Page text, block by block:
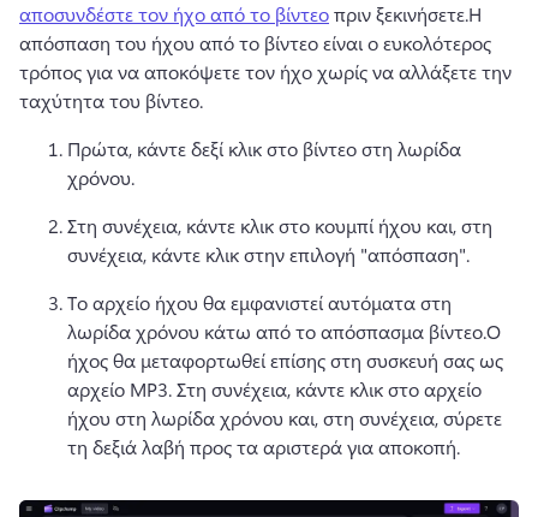
αποσυνδέστε τον ήχο από το βίντεο πριν ξεκινήσετε.Η
απόσπαση του ήχου από το βίντεο είναι ο ευκολότερος
τρόπος για να αποκόψετε τον ήχο χωρίς να αλλάξετε την
ταχύτητα του βίντεο.
Πρώτα, κάντε δεξί κλικ στο βίντεο στη λωρίδα
χρόνου.
Στη συνέχεια, κάντε κλικ στο κουμπί ήχου και, στη
συνέχεια, κάντε κλικ στην επιλογή "απόσπαση".
Το αρχείο ήχου θα εμφανιστεί αυτόματα στη
λωρίδα χρόνου κάτω από το απόσπασμα βίντεο.Ο
ήχος θα μεταφορτωθεί επίσης στη συσκευή σας ως
αρχείο MP3. Στη συνέχεια, κάντε κλικ στο αρχείο
ήχου στη λωρίδα χρόνου και, στη συνέχεια, σύρετε
τη δεξιά λαβή προς τα αριστερά για αποκοπή.